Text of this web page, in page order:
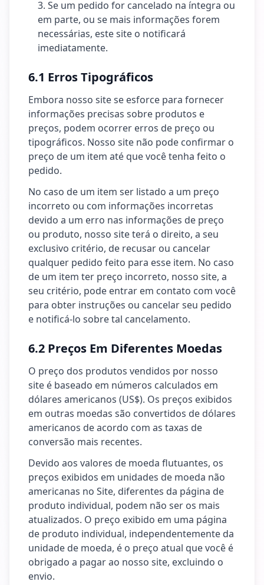
Se um pedido for cancelado na íntegra ou
em parte, ou se mais informações forem
necessárias, este site o notificará
imediatamente.
6.1 Erros Tipográficos
Embora nosso site se esforce para fornecer
informações precisas sobre produtos e
preços, podem ocorrer erros de preço ou
tipográficos. Nosso site não pode confirmar o
preço de um item até que você tenha feito o
pedido.
No caso de um item ser listado a um preço
incorreto ou com informações incorretas
devido a um erro nas informações de preço
ou produto, nosso site terá o direito, a seu
exclusivo critério, de recusar ou cancelar
qualquer pedido feito para esse item. No caso
de um item ter preço incorreto, nosso site, a
seu critério, pode entrar em contato com você
para obter instruções ou cancelar seu pedido
e notificá-lo sobre tal cancelamento.
6.2 Preços Em Diferentes Moedas
O preço dos produtos vendidos por nosso
site é baseado em números calculados em
dólares americanos (US$). Os preços exibidos
em outras moedas são convertidos de dólares
americanos de acordo com as taxas de
conversão mais recentes.
Devido aos valores de moeda flutuantes, os
preços exibidos em unidades de moeda não
americanas no Site, diferentes da página de
produto individual, podem não ser os mais
atualizados. O preço exibido em uma página
de produto individual, independentemente da
unidade de moeda, é o preço atual que você é
obrigado a pagar ao nosso site, excluindo o
envio.